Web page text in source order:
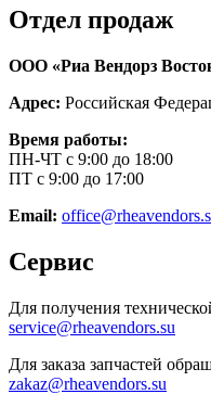
Отдел продаж
ООО «Риа Вендорз
Адрес: Российская
Время работы:
ПН-ЧТ с 9:00 до 18:00
ПТ с 9:00 до 17:00
Email:
Сервис
Для получения
service@rheavendors.su
Для заказа запчастей
zakaz@rheavendors.su